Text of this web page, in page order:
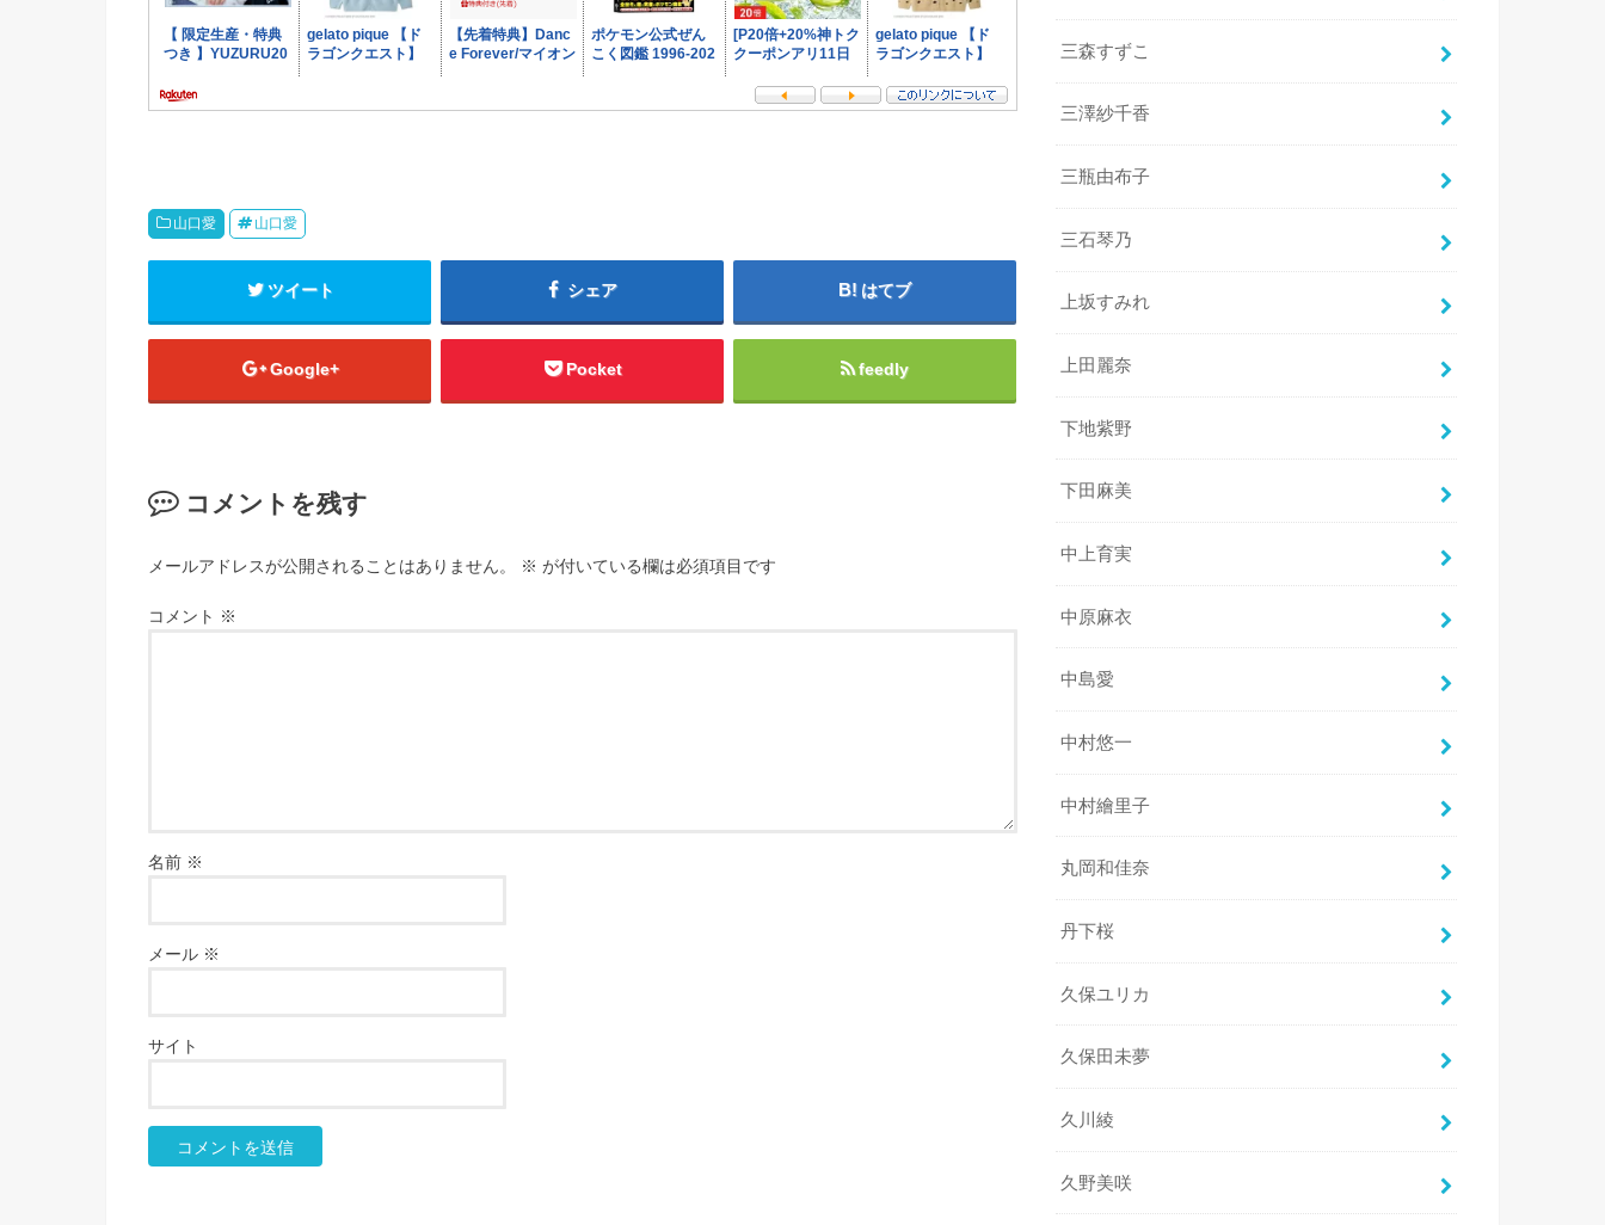
山口愛 山口愛
ツイート シェア はてブ
Google+ Pocket feedly
コメントを残す
メールアドレスが公開されることはありません。 ※ が付いている欄は必須項目です
コメント ※
名前 ※
メール ※
サイト
三森すずこ
三澤紗千香
三瓶由布子
三石琴乃
上坂すみれ
上田麗奈
下地紫野
下田麻美
中上育実
中原麻衣
中島愛
中村悠一
中村繪里子
丸岡和佳奈
丹下桜
久保ユリカ
久保田未夢
久川綾
久野美咲